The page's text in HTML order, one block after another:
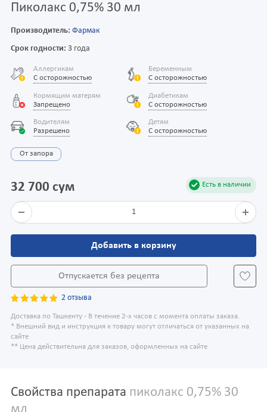
Пиколакс 0,75% 30 мл
Производитель: Фармак
Срок годности: 3 года
Аллергикам
С осторожностью
Беременным
С осторожностью
Кормящим матерям
Запрещено
Диабетикам
С осторожностью
Водителям
Разрешено
Детям
С осторожностью
От запора
Есть в наличии
32 700 сум
1
Добавить в корзину
Отпускается без рецепта
2 отзыва
Доставка по Ташкенту - В течение 2-х часов с момента оплаты заказа.
* Внешний вид и инструкция к товару могут отличаться от указанных на
сайте
** Цена действительна для заказов, оформленных на сайте
Свойства препарата пиколакс 0,75% 30
мл